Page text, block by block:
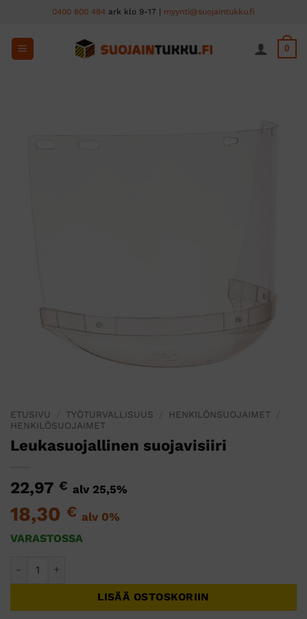
content
0400 600 484 ark klo 9-17 | myynti@suojaintukku.fi
0
ETUSIVU TYÖTURVALLISUUS HENKILÖNSUOJAIMET
HENKILÖSUOJAIMET
Leukasuojallinen suojavisiiri
22,97 € alv 25,5%
18,30 € alv 0%
VARASTOSSA
LISÄÄ OSTOSKORIIN